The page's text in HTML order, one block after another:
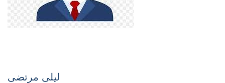
ليلى مرتضى